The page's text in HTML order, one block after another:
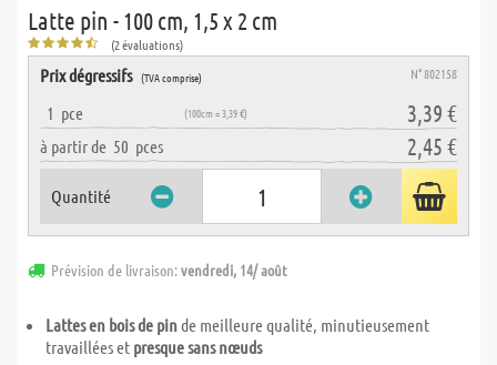
Latte pin - 100 cm, 1,5 x 2 cm
(2 évaluations)
Prix dégressifs (TVA comprise) N° 802158
1 pce (100cm = 3,39 €) 3,39 €
à partir de 50 pces 2,45 €
Quantité
Prévision de livraison:vendredi, 14/ août
Lattes en bois de pinde meilleure qualité, minutieusement
travaillées et presque sans nœuds